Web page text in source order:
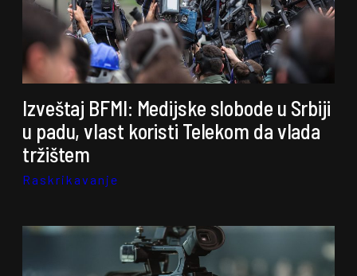
Izveštaj BFMI: Medijske slobode u Srbiji
u padu, vlast koristi Telekom da vlada
tržištem
Raskrikavanje